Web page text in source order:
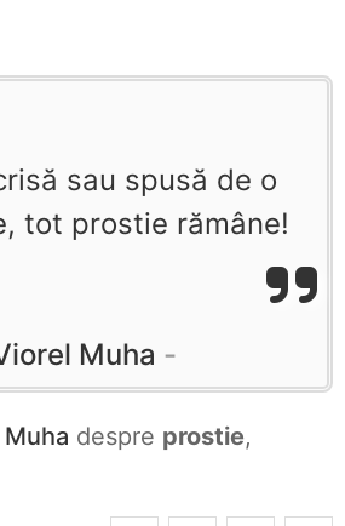
sau spusă de o
tot prostie rămâne!
Muha
despre prostie,